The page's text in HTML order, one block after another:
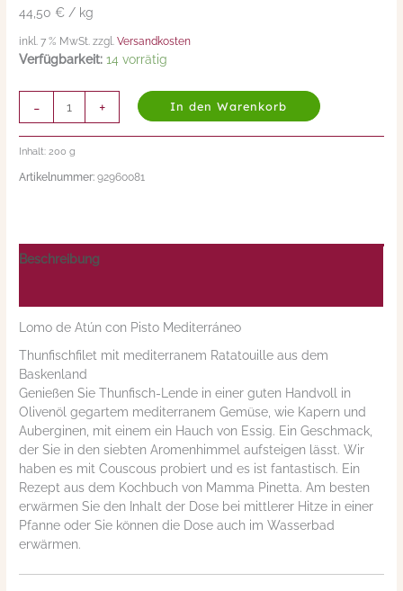
44,50 € / kg
inkl. 7 % MwSt. zzgl.Versandkosten
Verfügbarkeit: 14 vorrätig
- + In den Warenkorb
Inhalt: 200g
Artikelnummer:92960081
Beschreibung
Lomo de Atún con Pisto Mediterráneo
Thunfischfilet mit mediterranem Ratatouille aus dem
Baskenland
Genießen Sie Thunfisch-Lende in einerguten Handvoll in
Olivenöl gegartem mediterranem Gemüse, wie Kapern und
Auberginen, mit einem ein Hauch von Essig. Ein Geschmack,
der Sie in den siebten Aromenhimmel aufsteigen lässt. Wir
haben es mit Couscous probiert und es ist fantastisch. Ein
Rezept aus dem Kochbuch von Mamma Pinetta. Am besten
erwärmen Sie den Inhalt der Dose bei mittlerer Hitze in einer
Pfanne oder Sie können die Dose auch im Wasserbad
erwärmen.